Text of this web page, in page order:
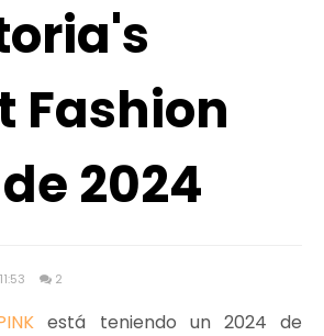
Fashion
2024
11:53 2
está teniendo un 2024 de